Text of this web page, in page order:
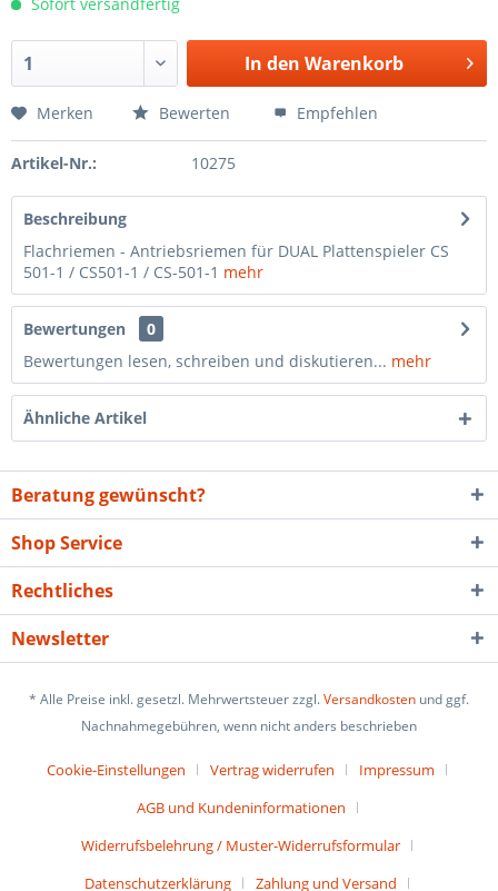
In den Warenkorb
Merken Bewerten Empfehlen
Artikel-Nr.: 10275
Beschreibung
Flachriemen - Antriebsriemen für DUAL Plattenspieler CS
501-1 / CS501-1 / CS-501-1 mehr
Bewertungen
0
Bewertungen lesen, schreiben und diskutieren... mehr
Ähnliche Artikel
Beratung gewünscht?
Shop Service
Rechtliches
Newsletter
* Alle Preise inkl. gesetzl. Mehrwertsteuer zzgl.Versandkosten und ggf.
Nachnahmegebühren, wenn nicht anders beschrieben
Cookie-Einstellungen Vertrag widerrufen
Impressum
AGB und Kundeninformationen
Widerrufsbelehrung / Muster-Widerrufsformular
Datenschutzerklärung
Zahlung und Versand